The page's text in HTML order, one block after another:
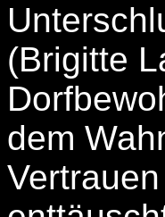
(Brigitte
dem